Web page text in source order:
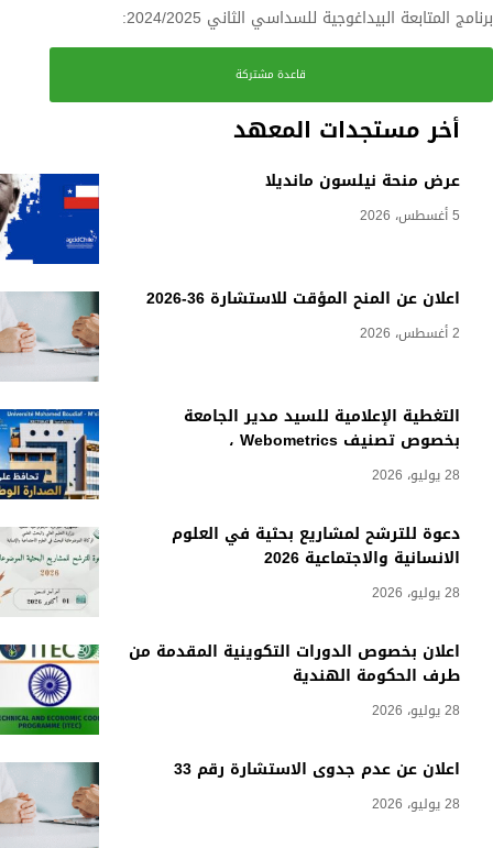
أخر مستجدات المعهد
عرض منحة نيلسون مانديلا
5 أغسطس، 2026
اعلان عن المنح المؤقت للاستشارة 36-2026
2 أغسطس، 2026
التغطية الإعلامية للسيد مدير الجامعة
بخصوص تصنيف Webometrics ،
28 يوليو، 2026
دعوة للترشح لمشاريع بحثية في العلوم
الانسانية والاجتماعية 2026
28 يوليو، 2026
اعلان بخصوص الدورات التكوينية المقدمة من
طرف الحكومة الهندية
28 يوليو، 2026
اعلان عن عدم جدوى الاستشارة رقم 33
28 يوليو، 2026
برنامج المتابعة البيداغوجية للسداسي الثاني 2024/2025:
قاعدة مشتركة